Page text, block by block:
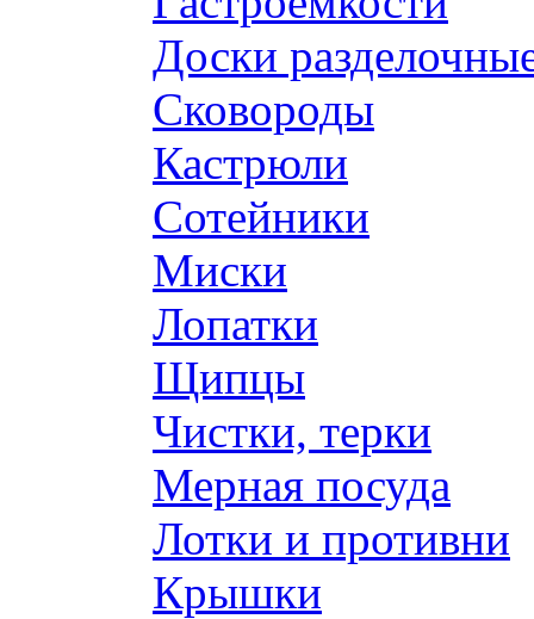
Доски
Сковороды
Кастрюли
Сотейники
Миски
Лопатки
Щипцы
Чистки, терки
Мерная посуда
Лотки и противни
Крышки